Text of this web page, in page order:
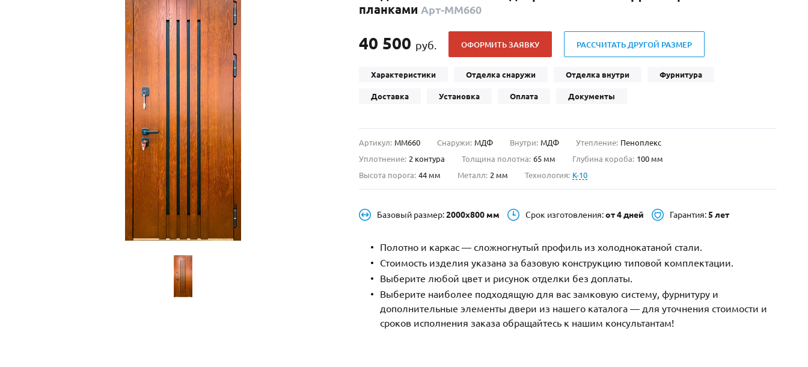
С выдавленным рисунком (35)
(571)
С реечным дизайном (29)
Для дачи
Для бани
Для общественных зданий
Для магазина
Для электрощитовой
С отбойником(91)
С импостами (73)
С витражами (11)
В современном стиле
С фрамугой(265)
4-го класса защиты (499)
Полуторапольные
планками Арт-ММ660
40 500 руб. ОФОРМИТЬ ЗАЯВКУ РАССЧИТАТЬ ДРУГОЙ РАЗМЕР
Характеристики Отделка снаружи Отделка внутри Фурнитура
Доставка Установка Оплата Документы
Артикул: ММ660 Снаружи: МДФ Внутри: МДФ Утепление: Пеноплекс
Уплотнение: 2 контура Толщина полотна: 65 мм Глубина короба: 100 мм
Высота порога: 44 мм Металл: 2 мм Технология: K-10
Базовый размер:2000х800 мм Срок изготовления:от 4 дней Гарантия:5 лет
Полотно и каркас — сложногнутый профиль из холоднокатаной стали.
Стоимость изделия указана за базовую конструкцию типовой комплектации.
Выберите любой цвет и рисунок отделки без доплаты.
Выберите наиболее подходящую для вас замковую систему, фурнитуру и
дополнительные элементы двери из нашего каталога — для уточнения стоимости и
сроков исполнения заказа обращайтесь к нашим консультантам!